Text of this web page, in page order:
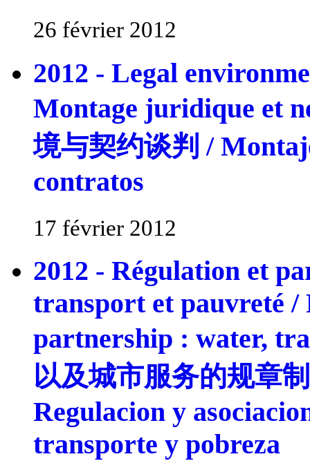
26 février 2012
2012 - Legal
Montage juridique et
境与契约谈判 /
contratos
17 février 2012
2012 - Régulation et
transport et pauvreté
partnership : water,
以及城市服务的规章
Regulacion y
transporte y pobreza